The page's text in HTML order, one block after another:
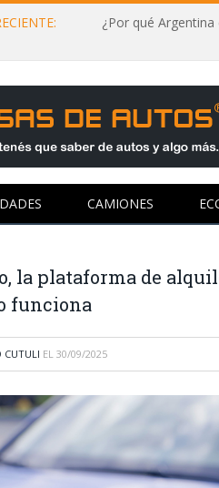
¿Por qué
CAMIONES
la plataforma de
funciona
CUTULI EL 30/09/2025